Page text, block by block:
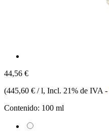
44,56 €
(445,60 € / l, Incl. 21% de IVA -
Contenido: 100 ml